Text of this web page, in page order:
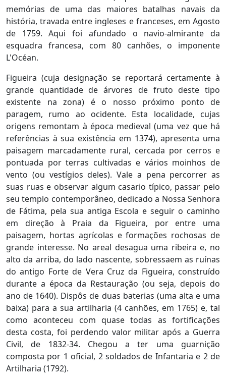
memórias de uma das maiores batalhas navais da
história, travada entre ingleses e franceses, em Agosto
de 1759. Aqui foi afundado o navio-almirante da
esquadra francesa, com 80 canhões, o imponente
L'Océan.
Figueira (cuja designação se reportará certamente à
grande quantidade de árvores de fruto deste tipo
existente na zona) é o nosso próximo ponto de
paragem, rumo ao ocidente. Esta localidade, cujas
origens remontam à época medieval (uma vez que há
referências à sua existência em 1374), apresenta uma
paisagem marcadamente rural, cercada por cerros e
pontuada por terras cultivadas e vários moinhos de
vento (ou vestígios deles). Vale a pena percorrer as
suas ruas e observar algum casario típico, passar pelo
seu templo contemporâneo, dedicado a Nossa Senhora
de Fátima, pela sua antiga Escola e seguir o caminho
em direção à Praia da Figueira, por entre uma
paisagem, hortas agrícolas e formações rochosas de
grande interesse. No areal desagua uma ribeira e, no
alto da arriba, do lado nascente, sobressaem as ruínas
do antigo Forte de Vera Cruz da Figueira, construído
durante a época da Restauração (ou seja, depois do
ano de 1640). Dispôs de duas baterias (uma alta e uma
baixa) para a sua artilharia (4 canhões, em 1765) e, tal
como aconteceu com quase todas as fortificações
desta costa, foi perdendo valor militar após a Guerra
Civil, de 1832-34. Chegou a ter uma guarnição
composta por 1 oficial, 2 soldados de Infantaria e 2 de
Artilharia (1792).